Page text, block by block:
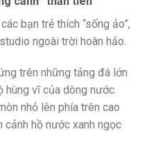
bạn trẻ thích “sống ảo”,
ngoài trời hoàn hảo.
trên những tảng đá lớn
hùng vĩ của dòng nước.
nhỏ lên phía trên cao
hồ nước xanh ngọc